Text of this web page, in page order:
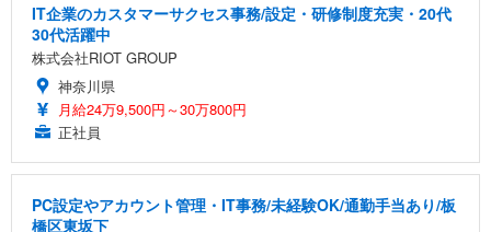
IT企業のカスタマーサクセス事務/設定・研修制度充実・20代
30代活躍中
株式会社RIOT GROUP
神奈川県
月給24万9,500円～30万800円
正社員
PC設定やアカウント管理・IT事務/未経験OK/通勤手当あり/板
橋区東坂下